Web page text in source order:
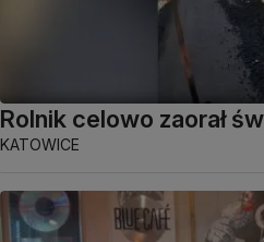
Rolnik celowo zaorał
KATOWICE